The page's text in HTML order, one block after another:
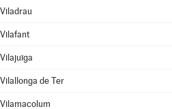
Viladrau
Vilafant
Vilajuïga
Vilallonga de Ter
Vilamacolum